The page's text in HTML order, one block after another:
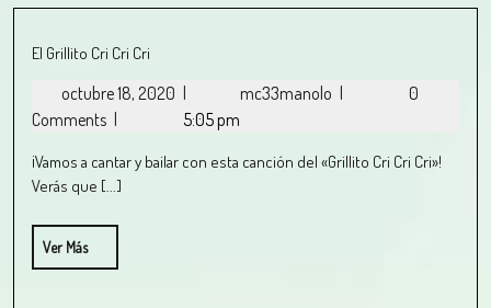
El Grillito Cri Cri Cri
octubre 18, 2020 mc33manolo
0
Comments
5:05 pm
¡Vamos a cantar y bailar con esta canción del «Grillito Cri Cri Cri»!
Verás que [...]
Ver Más